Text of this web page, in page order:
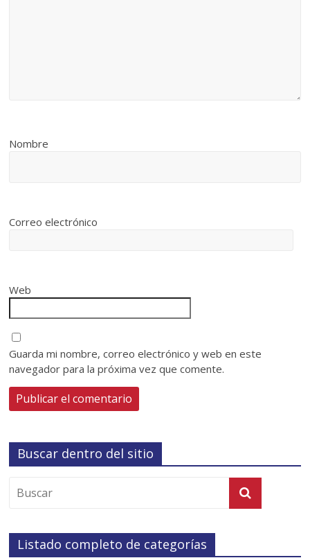
Nombre
Correo electrónico
Web
Guarda mi nombre, correo electrónico y web en este
navegador para la próxima vez que comente.
Buscar dentro del sitio
Listado completo de categorías